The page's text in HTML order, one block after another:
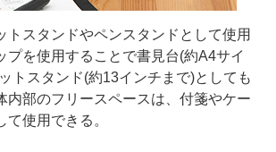
トスタンドやペンスタンドとして使用
プを使用することで書見台(約A4サイ
トスタンド(約13インチまで)としても
内部のフリースペースは、付箋やケー
使用できる。